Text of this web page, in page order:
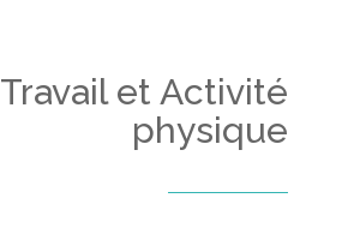
Travail et Activité
physique